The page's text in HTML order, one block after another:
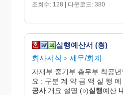
조회수: 128 | 다운로드: 380
실행예산서 (횡)
회사서식 > 세무/회계
자재부 중기부 총무부 착공
요 : 구분 계 약 금 액 실 행
공사개요 설명 (○)실행예산